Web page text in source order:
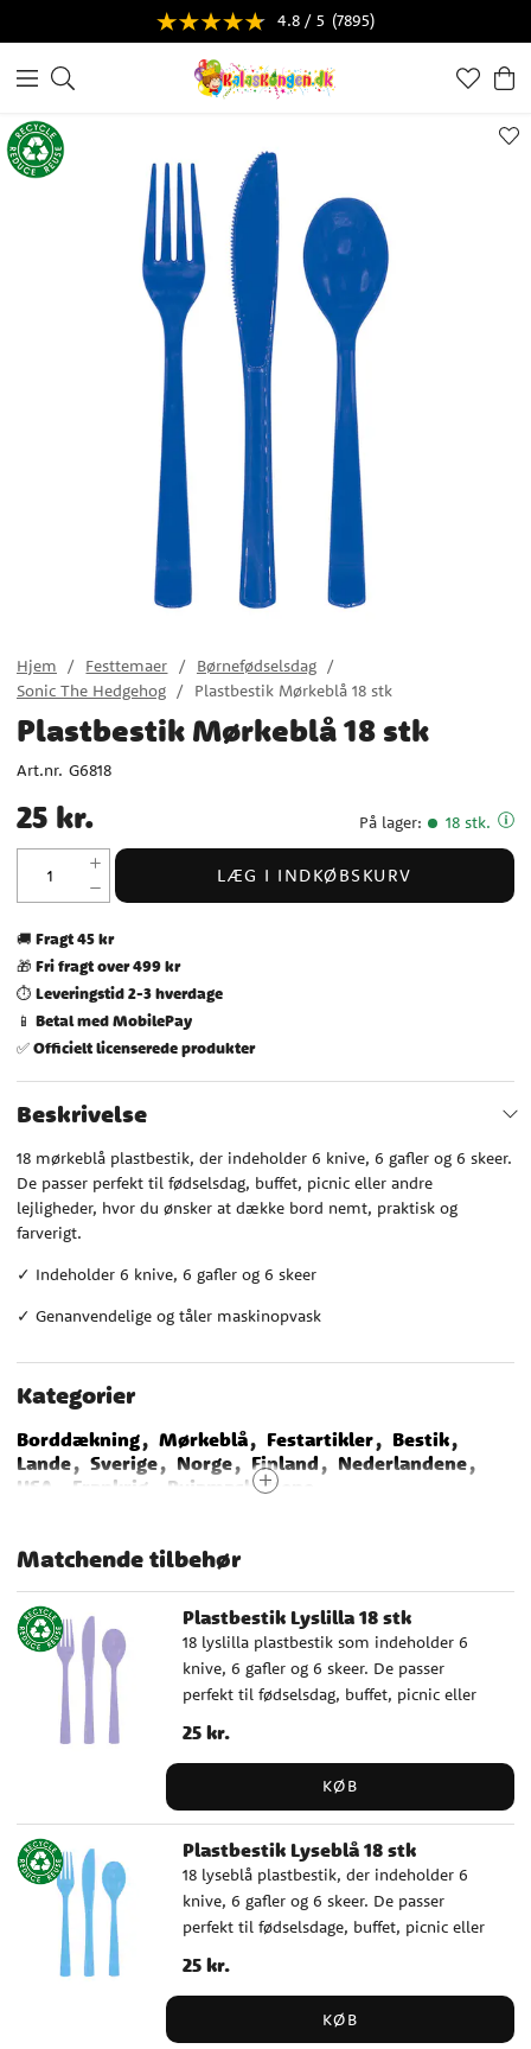
4.8 / 5 (7895)
Hjem Festtemaer
Børnefødselsdag
Sonic The Hedgehog
Plastbestik Mørkeblå 18 stk
Plastbestik Mørkeblå 18 stk
Art.nr. G6818
Pris 25 kr.
25 kr. På lager: 18 stk.
LÆG I INDKØBSKURV
🚚 Fragt 45 kr
🎁 Fri fragt over 499 kr
⏱️ Leveringstid 2-3 hverdage
📱 Betal med MobilePay
✅Officielt licenserede produkter
Beskrivelse
18 mørkeblå plastbestik, der indeholder 6 knive, 6 gafler og 6 skeer.
De passer perfekt til fødselsdag, buffet, picnic eller andre
lejligheder, hvor du ønsker at dække bord nemt, praktisk og
farverigt.
✓ Indeholder 6 knive, 6 gafler og 6 skeer
✓ Genanvendelige og tåler maskinopvask
Kategorier
Borddækning Mørkeblå Festartikler
Bestik
Lande
Sverige Norge Finland
Nederlandene
USA
Frankrig
Pyjamasheltene
Monster Truck
Transformers
Matchende tilbehør
Plastbestik Lyslilla 18 stk
18 lyslilla plastbestik som indeholder 6
knive, 6 gafler og 6 skeer. De passer
perfekt til fødselsdag, buffet, picnic eller
andre lejligheder, hvor du ønsker at dække
bord nemt, praktisk og farverigt. ✓
Genanvendelige og tåler opvaskemaskine
Pris:25 kr.
25 kr.
KØB
Plastbestik Lyseblå 18 stk
18 lyseblå plastbestik, der indeholder 6
knive, 6 gafler og 6 skeer. De passer
perfekt til fødselsdage, buffet, picnic eller
andre lejligheder, hvor du ønsker at dække
Genanvendelige og tåler opvaskemaskine
Pris:25 kr.
25 kr.
KØB